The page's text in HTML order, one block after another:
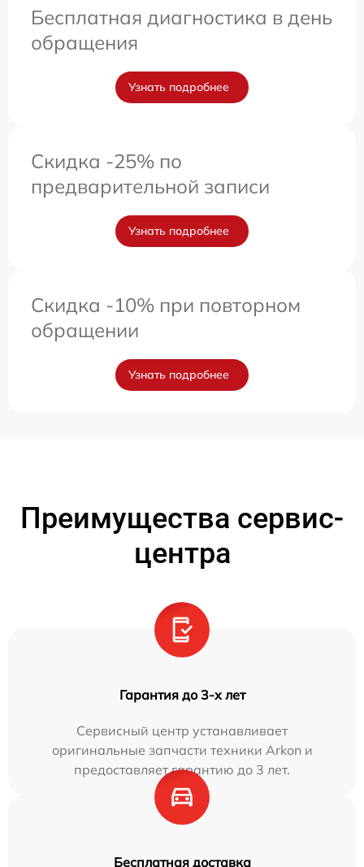
Бесплатная диагностика в день
обращения
Узнать подробнее
Скидка -25% по
предварительной записи
Узнать подробнее
Скидка -10% при повторном
обращении
Узнать подробнее
Преимущества сервис-
центра
Гарантия до 3-х лет
Сервисный центр устанавливает
оригинальные запчасти техники Arkon и
предоставляет гарантию до 3 лет.
Бесплатная доставка